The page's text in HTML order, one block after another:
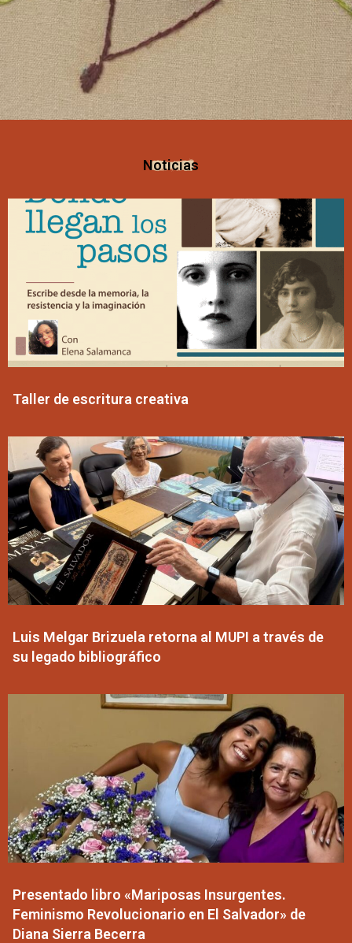
Noticias
Taller de escritura creativa
Luis Melgar Brizuela retorna al MUPI a través de
su legado bibliográfico
Presentado libro «Mariposas Insurgentes.
Feminismo Revolucionario en El Salvador» de
Diana Sierra Becerra